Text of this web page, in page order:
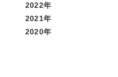
2022年
2021年
2020年